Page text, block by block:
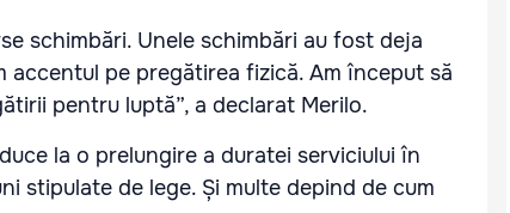
schimbări. Unele schimbări au fost deja
accentul pe pregătirea fizică. Am început să
pentru luptă”, a declarat Merilo.
la o prelungire a duratei serviciului în
stipulate de lege. Și multe depind de cum